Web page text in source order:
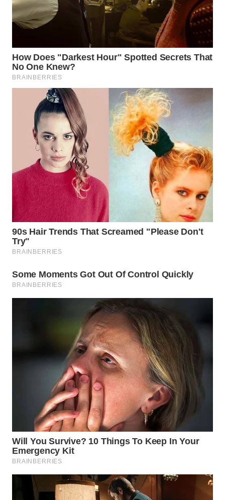
WAHANA
TANI
WAHANA
ADVOKAT
WAHANA
INFRASTRUKTUR
WAHANA
KONSUMEN
WAHANA
LISTRIK
WAHANA
TRAVEL
WAHANA
TV
WAHANANEWS
WAHANANEWS
WAHANA
UMKM
SELEB